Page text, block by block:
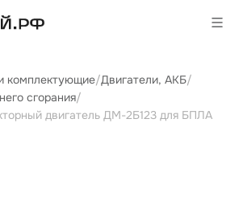
комплектующие/Двигатели, АКБ/
сгорания/
двигатель ДМ-2Б123 для БПЛА